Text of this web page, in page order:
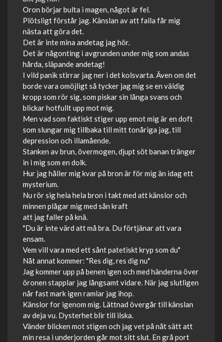
Oron börjar bulta i magen, något är fel.
Plötsligt förstår jag. Känslan av att falla får mig
nästa att göra det.
Det är inte mina andetag jag hör.
Det är någonting i avgrunden under mig som andas
hårda, släpande andetag!
I vild panik stirrar jag ner i det kolsvarta. Även om det
borde vara omöjligt så tycker jag mig se en väldig
kropp som rör sig, som piskar sin långa svans och
blickar hotfullt upp mot mig.
Men vad som faktiskt stiger upp emot mig är en doft
som slungar mig tillbaka till mitt tonåriga jag, till
depression och illamående.
Stanken av brun, övermogen, djupt söt banan tränger
in i mig som en dolk.
Hur jag håller mig kvar på bron är för mig än idag ett
mysterium.
Nu rör sig hela hela bron i takt med att känslor och
minnen plågar mig med sån kraft
att jag faller på knä.
"Du är inte värd att må bra. Du förtjänar att vara
ensam.
Vem vill vara med ett sånt patetiskt kryp som du"
Nåt annat kommer: "Res dig, res dig nu"
Jag kommer upp på benen igen och med händerna över
öronen stapplar jag långsamt vidare. När jag slutligen
når fast mark igen ramlar jag ihop.
Känslor for igenom mig. Lättnad övergår till känslan
av deja vu. Dysterhet blir till ilska.
Vänder blicken mot stigen och jag vet på nåt sätt att
min resa i underjorden går mot sitt slut. En grå port